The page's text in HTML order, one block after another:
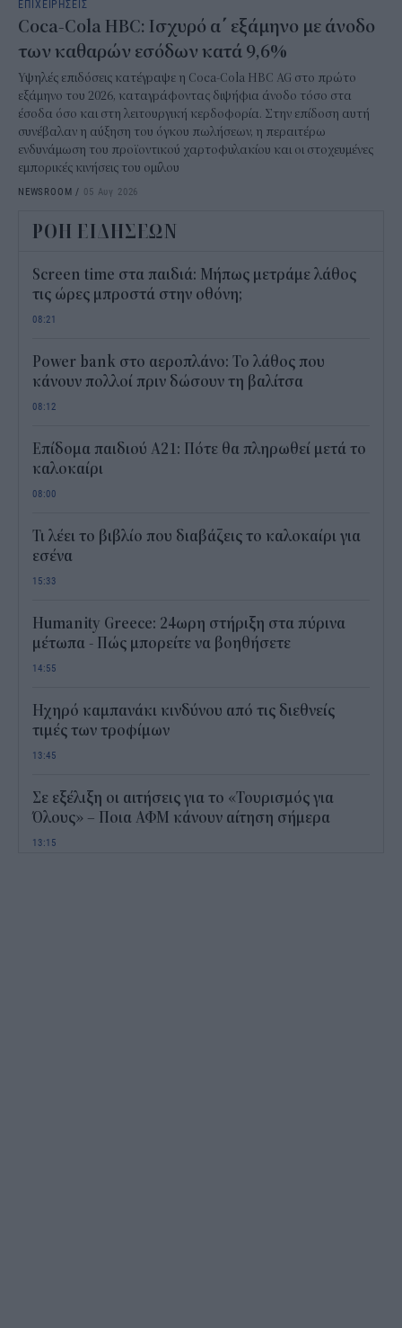
ΕΠΙΧΕΙΡΗΣΕΙΣ
Coca-Cola HBC: Ισχυρό α΄ εξάμηνο με άνοδο
των καθαρών εσόδων κατά 9,6%
Υψηλές επιδόσεις κατέγραψε η Coca-Cola HBC AG στο πρώτο
εξάμηνο του 2026, καταγράφοντας διψήφια άνοδο τόσο στα
έσοδα όσο και στη λειτουργική κερδοφορία. Στην επίδοση αυτή
συνέβαλαν η αύξηση του όγκου πωλήσεων, η περαιτέρω
ενδυνάμωση του προϊοντικού χαρτοφυλακίου και οι στοχευμένες
εμπορικές κινήσεις του ομίλου
NEWSROOM / 05 Αυγ 2026
ΡΟΗ ΕΙΔΗΣΕΩΝ
Screen time στα παιδιά: Μήπως μετράμε λάθος
τις ώρες μπροστά στην οθόνη;
08:21
Power bank στο αεροπλάνο: Το λάθος που
κάνουν πολλοί πριν δώσουν τη βαλίτσα
08:12
Επίδομα παιδιού Α21: Πότε θα πληρωθεί μετά το
καλοκαίρι
08:00
Τι λέει το βιβλίο που διαβάζεις το καλοκαίρι για
εσένα
15:33
Humanity Greece: 24ωρη στήριξη στα πύρινα
μέτωπα - Πώς μπορείτε να βοηθήσετε
14:55
Ηχηρό καμπανάκι κινδύνου από τις διεθνείς
τιμές των τροφίμων
13:45
Σε εξέλιξη οι αιτήσεις για το «Τουρισμός για
Όλους» – Ποια ΑΦΜ κάνουν αίτηση σήμερα
13:15